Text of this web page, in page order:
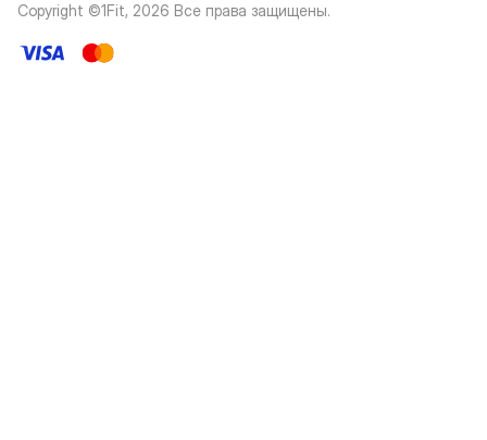
Copyright ©1Fit, 2026 Все права защищены.